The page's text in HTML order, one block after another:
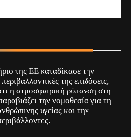
της ΕΕ καταδίκασε την
της επιδόσεις,
η ατμοσφαιρική ρύπανση στη
την νομοθεσία για τη
υγείας και την